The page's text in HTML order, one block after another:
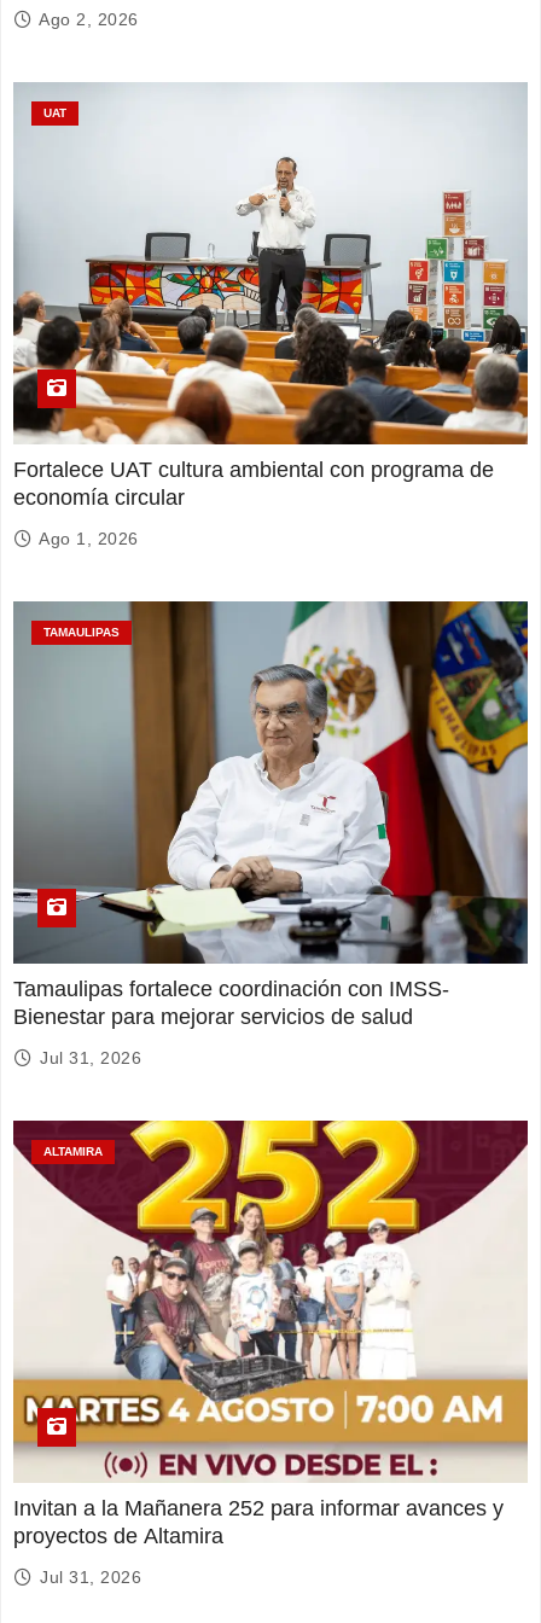
Ago 2, 2026
UAT
Fortalece UAT cultura ambiental con programa de
economía circular
Ago 1, 2026
TAMAULIPAS
Tamaulipas fortalece coordinación con IMSS-
Bienestar para mejorar servicios de salud
Jul 31, 2026
ALTAMIRA
Invitan a la Mañanera 252 para informar avances y
proyectos de Altamira
Jul 31, 2026